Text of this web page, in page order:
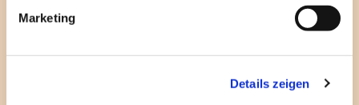
Marketing
Details zeigen